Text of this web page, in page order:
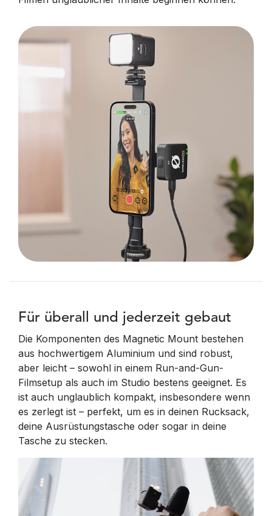
Für überall und jederzeit gebaut
Die Komponenten des Magnetic Mount bestehen
aus hochwertigem Aluminium und sind robust,
aber leicht – sowohl in einem Run-and-Gun-
Filmsetup als auch im Studio bestens geeignet. Es
ist auch unglaublich kompakt, insbesondere wenn
es zerlegt ist – perfekt, um es in deinen Rucksack,
deine Ausrüstungstasche oder sogar in deine
Tasche zu stecken.